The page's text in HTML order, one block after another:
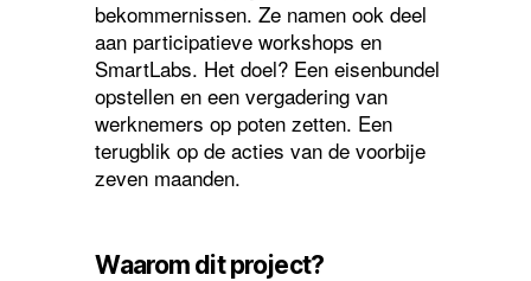
bekommernissen. Ze namen ook deel
aan participatieve workshops en
SmartLabs. Het doel? Een eisenbundel
opstellen en een vergadering van
werknemers op poten zetten. Een
terugblik op de acties van de voorbije
zeven maanden.
Waarom dit project?